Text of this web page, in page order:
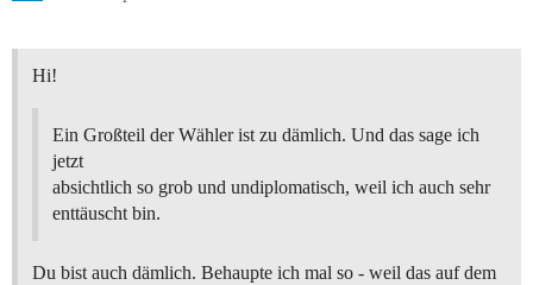
Hi!
Ein Großteil der Wähler ist zu dämlich. Und das sage ich
jetzt
absichtlich so grob und undiplomatisch, weil ich auch sehr
enttäuscht bin.
Du bist auch dämlich. Behaupte ich mal so - weil das auf dem